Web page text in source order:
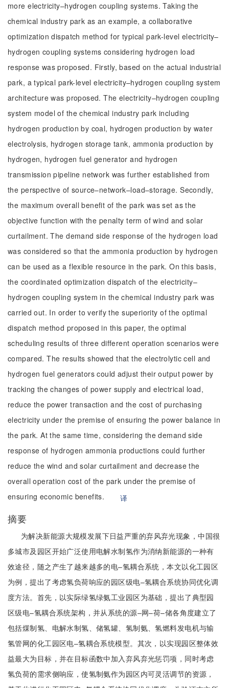
more electricity–hydrogen coupling systems. Taking the
chemical industry park as an example, a collaborative
optimization dispatch method for typical park-level electricity–
hydrogen coupling systems considering hydrogen load
response was proposed. Firstly, based on the actual industrial
park, a typical park-level electricity–hydrogen coupling system
architecture was proposed. The electricity–hydrogen coupling
system model of the chemical industry park including
hydrogen production by coal, hydrogen production by water
electrolysis, hydrogen storage tank, ammonia production by
hydrogen, hydrogen fuel generator and hydrogen
transmission pipeline network was further established from
the perspective of source–network–load–storage. Secondly,
the maximum overall benefit of the park was set as the
objective function with the penalty term of wind and solar
curtailment. The demand side response of the hydrogen load
was considered so that the ammonia production by hydrogen
can be used as a flexible resource in the park. On this basis,
the coordinated optimization dispatch of the electricity–
hydrogen coupling system in the chemical industry park was
carried out. In order to verify the superiority of the optimal
dispatch method proposed in this paper, the optimal
scheduling results of three different operation scenarios were
compared. The results showed that the electrolytic cell and
hydrogen fuel generators could adjust their output power by
tracking the changes of power supply and electrical load,
reduce the power transaction and the cost of purchasing
electricity under the premise of ensuring the power balance in
the park. At the same time, considering the demand side
response of hydrogen ammonia productions could further
reduce the wind and solar curtailment and decrease the
overall operation cost of the park under the premise of
ensuring economic benefits.
译
摘要
为解决新能源大规模发展下日益严重的弃风弃光现象，中国很
多城市及园区开始广泛使用电解水制氢作为消纳新能源的一种有
效途径，随之产生了越来越多的电–氢耦合系统，本文以化工园区
为例，提出了考虑氢负荷响应的园区级电–氢耦合系统协同优化调
度方法。首先，以实际绿氢绿氨工业园区为基础，提出了典型园
区级电–氢耦合系统架构，并从系统的源–网–荷–储各角度建立了
包括煤制氢、电解水制氢、储氢罐、氢制氨、氢燃料发电机与输
氢管网的化工园区电–氢耦合系统模型。其次，以实现园区整体效
益最大为目标，并在目标函数中加入弃风弃光惩罚项，同时考虑
氢负荷的需求侧响应，使氢制氨作为园区内可灵活调节的资源，